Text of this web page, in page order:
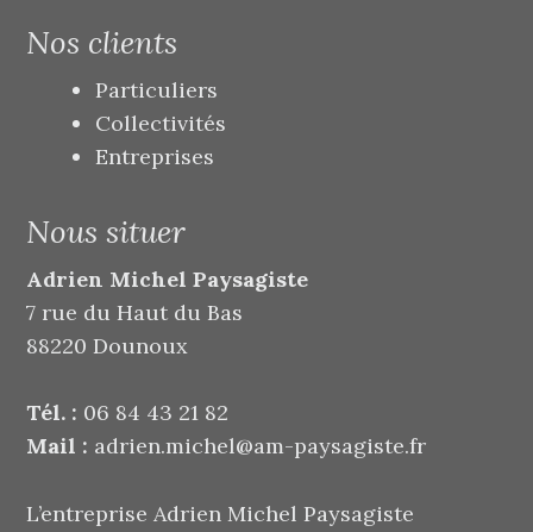
Nos clients
Particuliers
Collectivités
Entreprises
Nous situer
Adrien Michel Paysagiste
7 rue du Haut du Bas
88220 Dounoux
Tél. : 06 84 43 21 82
Mail : adrien.michel@am-paysagiste.fr
L’entreprise Adrien Michel Paysagiste